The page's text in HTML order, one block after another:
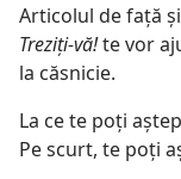
Articolul de faţă
Treziţi-vă!te vor
la căsnicie.
La ce te poţi
Pe scurt, te poţi